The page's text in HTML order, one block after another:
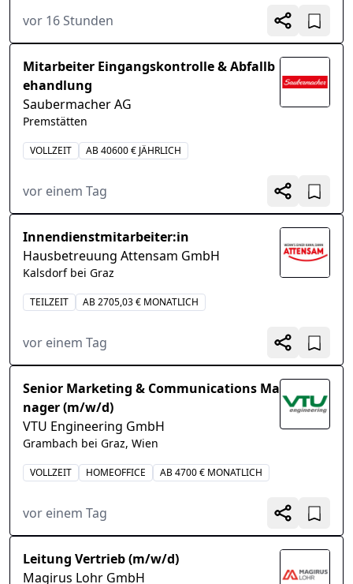
vor 16 Stunden
Mitarbeiter Eingangskontrolle & Abfallb
ehandlung
Saubermacher AG
Premstätten
VOLLZEIT AB 40600 € JÄHRLICH
vor einem Tag
Innendienstmitarbeiter:in
Hausbetreuung Attensam GmbH
Kalsdorf bei Graz
TEILZEIT AB 2705,03 € MONATLICH
vor einem Tag
Senior Marketing & Communications Ma
nager (m/w/d)
VTU Engineering GmbH
Grambach bei Graz, Wien
VOLLZEIT HOMEOFFICE AB 4700 € MONATLICH
vor einem Tag
Leitung Vertrieb (m/w/d)
Magirus Lohr GmbH